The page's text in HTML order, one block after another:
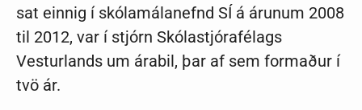
sat einnig í skólamálanefnd SÍ á árunum 2008
til 2012, var í stjórn Skólastjórafélags
Vesturlands um árabil, þar af sem formaður í
tvö ár.